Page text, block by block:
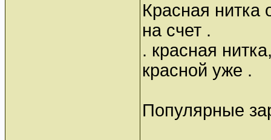
Красная нитка
на счет .
. красная
красной уже .
Популярные